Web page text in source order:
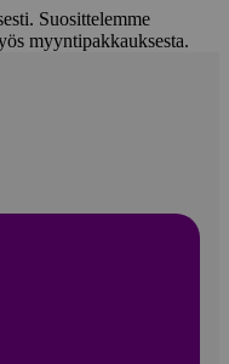
Suosittelemme
myyntipakkauksesta.